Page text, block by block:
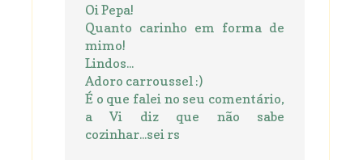
Oi Pepa!
Quanto carinho em forma de
mimo!
Lindos...
Adoro carroussel :)
É o que falei no seu comentário,
a Vi diz que não sabe
cozinhar...sei rs